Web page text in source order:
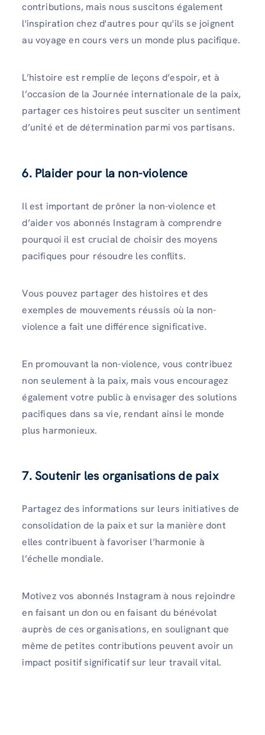
contributions, mais nous suscitons également
l'inspiration chez d'autres pour qu'ils se joignent
au voyage en cours vers un monde plus pacifique.
L’histoire est remplie de leçons d’espoir, et à
l’occasion de la Journée internationale de la paix,
partager ces histoires peut susciter un sentiment
d’unité et de détermination parmi vos partisans.
6. Plaider pour la non-violence
Il est important de prôner la non-violence et
d’aider vos abonnés Instagram à comprendre
pourquoi il est crucial de choisir des moyens
pacifiques pour résoudre les conflits.
Vous pouvez partager des histoires et des
exemples de mouvements réussis où la non-
violence a fait une différence significative.
En promouvant la non-violence, vous contribuez
non seulement à la paix, mais vous encouragez
également votre public à envisager des solutions
pacifiques dans sa vie, rendant ainsi le monde
plus harmonieux.
7. Soutenir les organisations de paix
Partagez des informations sur leurs initiatives de
consolidation de la paix et sur la manière dont
elles contribuent à favoriser l’harmonie à
l’échelle mondiale.
Motivez vos abonnés Instagram à nous rejoindre
en faisant un don ou en faisant du bénévolat
auprès de ces organisations, en soulignant que
même de petites contributions peuvent avoir un
impact positif significatif sur leur travail vital.